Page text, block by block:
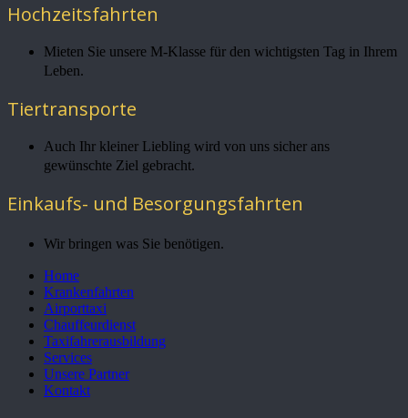
Hochzeitsfahrten
Mieten Sie unsere M-Klasse für den wichtigsten Tag in Ihrem
Leben.
Tiertransporte
Auch Ihr kleiner Liebling wird von uns sicher ans
gewünschte Ziel gebracht.
Einkaufs- und Besorgungsfahrten
Wir bringen was Sie benötigen.
Home
Krankenfahrten
Airporttaxi
Chauffeurdienst
Taxifahrerausbildung
Services
Unsere Partner
Kontakt